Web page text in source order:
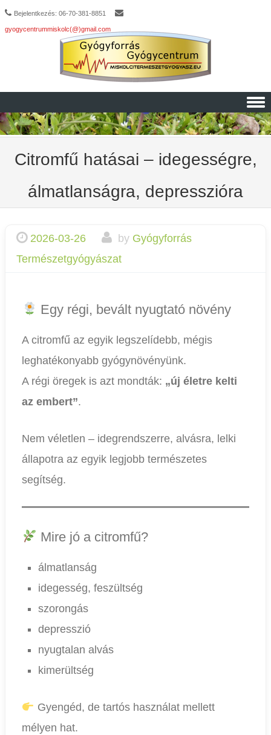
Bejelentkezés: 06-70-381-8851
gyogycentrummiskolc(@)gmail.com
Skip to content
Citromfű hatásai – idegességre,
álmatlanságra, depresszióra
2026-03-26 by Gyógyforrás
Természetgyógyászat
Egy régi, bevált nyugtató növény
A citromfű az egyik legszelídebb, mégis
leghatékonyabb gyógynövényünk.
A régi öregek is azt mondták: „új életre kelti
az embert”.
Nem véletlen – idegrendszerre, alvásra, lelki
állapotra az egyik legjobb természetes
segítség.
Mire jó a citromfű?
álmatlanság
idegesség, feszültség
szorongás
depresszió
nyugtalan alvás
kimerültség
Gyengéd, de tartós használat mellett
mélyen hat.